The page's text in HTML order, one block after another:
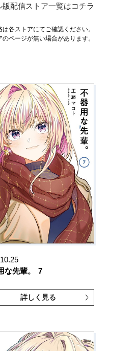
版配信ストア一覧はコチラ
各ストアにてご確認ください。
ページが無い場合があります。
な先輩。
7
詳しく見る